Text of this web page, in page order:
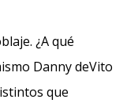
¿A qué
Danny deVito
que